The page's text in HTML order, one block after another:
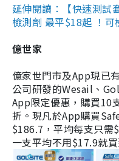
延伸閱讀：【快速測試
檢測劑 最平$18起 ！
億世家
億家世門市及App現已
公司研發的Wesail、
App限定優惠，購買10
折。現凡於App購買
$186.7，平均每支只需
一支平均不用$17.9就